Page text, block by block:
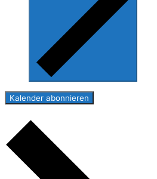
Kalender abonnieren